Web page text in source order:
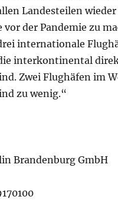
Landesteilen wieder
der Pandemie zu
internationale
interkontinental
Zwei Flughäfen im
zu wenig.“
Brandenburg GmbH